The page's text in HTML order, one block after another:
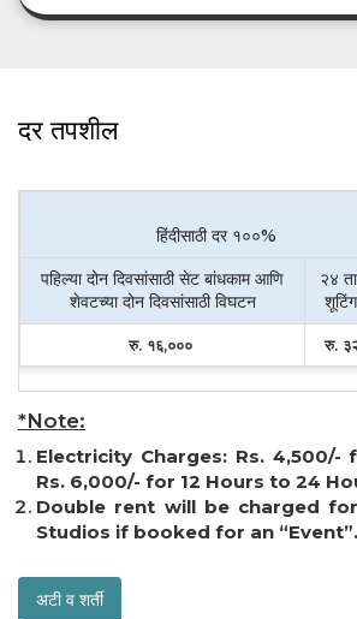
दर तपशील
हिंदीसाठी दर १००%
पहिल्या दोन दिवसांसाठी सेट बांधकाम आणि
शेवटच्या दोन दिवसांसाठी विघटन
२४
रु. १६,००० रु.
*Note:
Electricity Charges: Rs. 4,500/-
Rs. 6,000/- for 12 Hours to 24
Double rent will be charged
Studios if booked for an “Event”.
अटी व शर्ती